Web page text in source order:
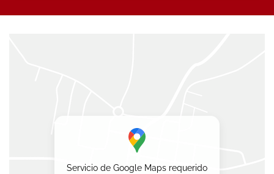
Servicio de Google Maps requerido